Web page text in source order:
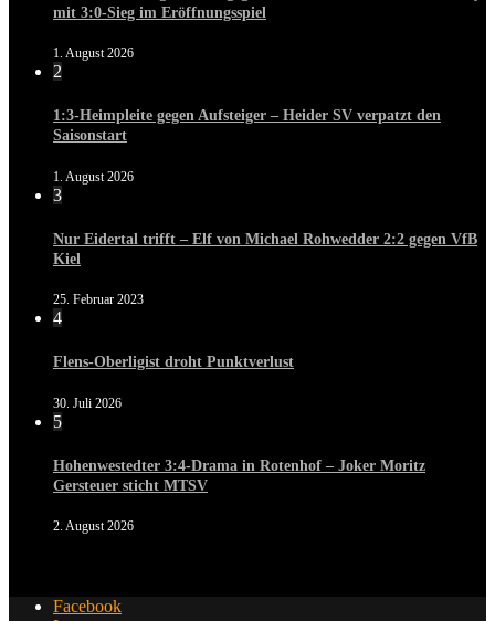
mit 3:0-Sieg im Eröffnungsspiel
1. August 2026
2
1:3-Heimpleite gegen Aufsteiger – Heider SV verpatzt den
Saisonstart
1. August 2026
3
Nur Eidertal trifft – Elf von Michael Rohwedder 2:2 gegen VfB
Kiel
25. Februar 2023
4
Flens-Oberligist droht Punktverlust
30. Juli 2026
5
Hohenwestedter 3:4-Drama in Rotenhof – Joker Moritz
Gersteuer sticht MTSV
2. August 2026
Facebook